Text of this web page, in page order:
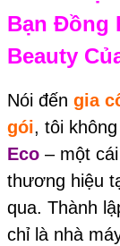
Bạn Đồng
Beauty
Nói đến gia
gói, tôi
Eco – một
thương hiệu
qua. Thành
chỉ là nhà